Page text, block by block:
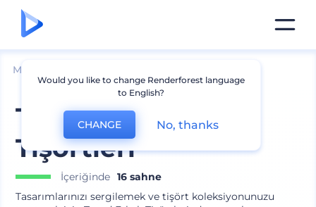
Mockuplar
Trend Erkek
Tişörtleri
İçeriğinde 16 sahne
Tasarımlarınızı sergilemek ve tişört koleksiyonunuzu
Would you like to change Renderforest language
to English?
CHANGE No, thanks